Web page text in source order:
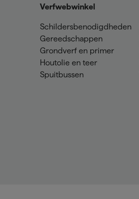
Verfwebwinkel
Schildersbenodigdheden
Gereedschappen
Grondverf en primer
Houtolie en teer
Spuitbussen